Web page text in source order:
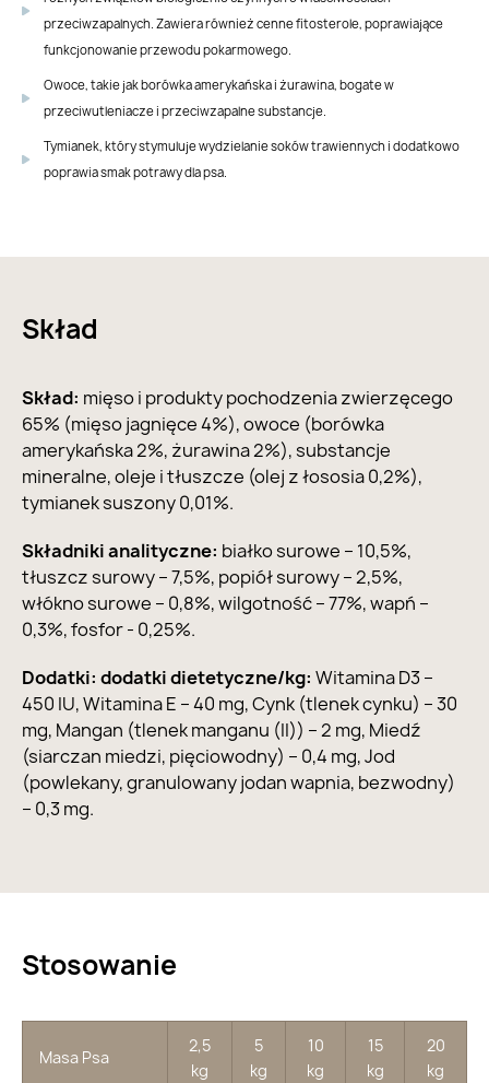
przeciwzapalnych. Zawiera również cenne fitosterole, poprawiające
funkcjonowanie przewodu pokarmowego.
Owoce, takie jak borówka amerykańska i żurawina, bogate w
przeciwutleniacze i przeciwzapalne substancje.
Tymianek, który stymuluje wydzielanie soków trawiennych i dodatkowo
poprawia smak potrawy dla psa.
Skład
Skład: mięso i produkty pochodzenia zwierzęcego
65% (mięso jagnięce 4%), owoce (borówka
amerykańska 2%, żurawina 2%), substancje
mineralne, oleje i tłuszcze (olej z łososia 0,2%),
tymianek suszony 0,01%.
Składniki analityczne: białko surowe – 10,5%,
tłuszcz surowy – 7,5%, popiół surowy – 2,5%,
włókno surowe – 0,8%, wilgotność – 77%, wapń –
0,3%, fosfor - 0,25%.
Dodatki: dodatki dietetyczne/kg: Witamina D3 –
450 IU, Witamina E – 40 mg, Cynk (tlenek cynku) – 30
mg, Mangan (tlenek manganu (II)) – 2 mg, Miedź
(siarczan miedzi, pięciowodny) – 0,4 mg, Jod
(powlekany, granulowany jodan wapnia, bezwodny)
– 0,3 mg.
Stosowanie
Masa Psa
2,5
kg
5
kg
10
kg
15
kg
20
kg